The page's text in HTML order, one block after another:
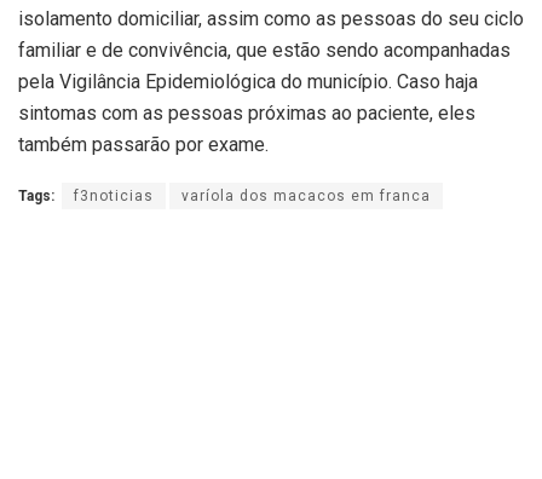
isolamento domiciliar, assim como as pessoas do seu ciclo
familiar e de convivência, que estão sendo acompanhadas
pela Vigilância Epidemiológica do município. Caso haja
sintomas com as pessoas próximas ao paciente, eles
também passarão por exame.
Tags: f3noticias varíola dos macacos em franca